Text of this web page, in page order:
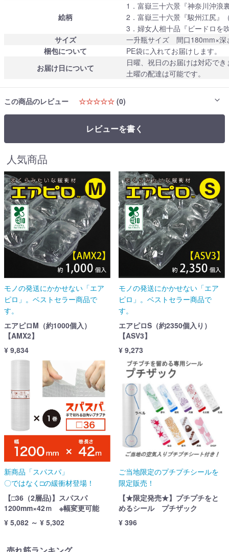
絵柄
1．富嶽三十六景『神奈川沖浪
2．富嶽三十六景『駿州江尻』
3．婦女人相十品『ビードロを
サイズ
一升瓶サイズ 間口180mm×深
梱包について
PE袋に入れてお届けします。
お届け日について
日曜、祝日のお届けは対応でき
土曜の配達は可能です。
この商品のレビュー ☆☆☆☆☆ (0)
レビューを書く
人気商品
モノの発送にかかせない「エア
ピロ」。ベストセラー商品で
す。
エアピロM（約1000個入）
【AMX2】
¥ 9,834
モノの発送にかかせない「エア
ピロ」。ベストセラー商品で
す。
エアピロS（約2350個入り）
【ASV3】
¥ 9,273
新商品「スパスパ」
〇ではなく□の緩衝材登場！
【□36（2層品)】スパスパ
1200mm×42ｍ ※幅変更可能
¥ 5,082 ～ ¥ 5,302
ご当地限定のプチプチシールを
限定販売！
【★限定発売★】プチプチをと
めるシール プチザック
¥ 396